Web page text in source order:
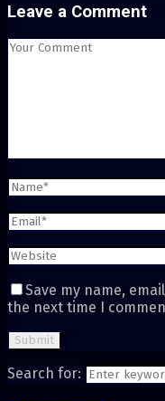
Leave a Comment
Save my name,
the next time I
Search for: